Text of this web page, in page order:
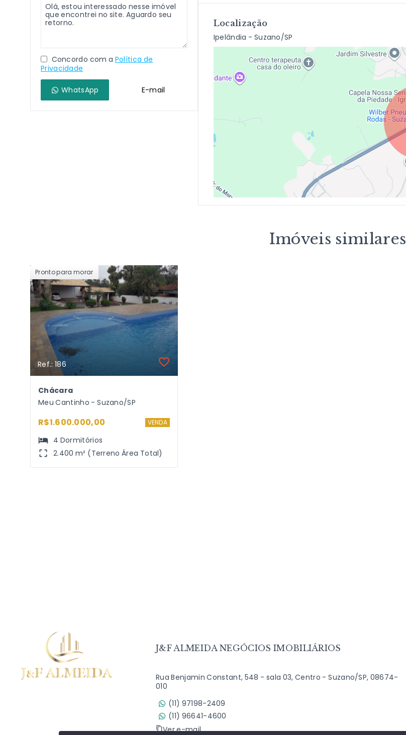
Localização
Ipelândia - Suzano/SP
Concordo com a Política de
Privacidade
WhatsApp E-mail
Imóveis similares
Pronto para morar
Ref.: 186
Chácara
Meu Cantinho - Suzano/SP
R$1.600.000,00 VENDA
4 Dormitórios
2.400 m² (Terreno Área Total)
J&F ALMEIDA NEGÓCIOS IMOBILIÁRIOS
Rua Benjamin Constant, 548 - sala 03, Centro - Suzano/SP, 08674-
010
(11) 97198-2409
(11) 96641-4600
Ver e-mail